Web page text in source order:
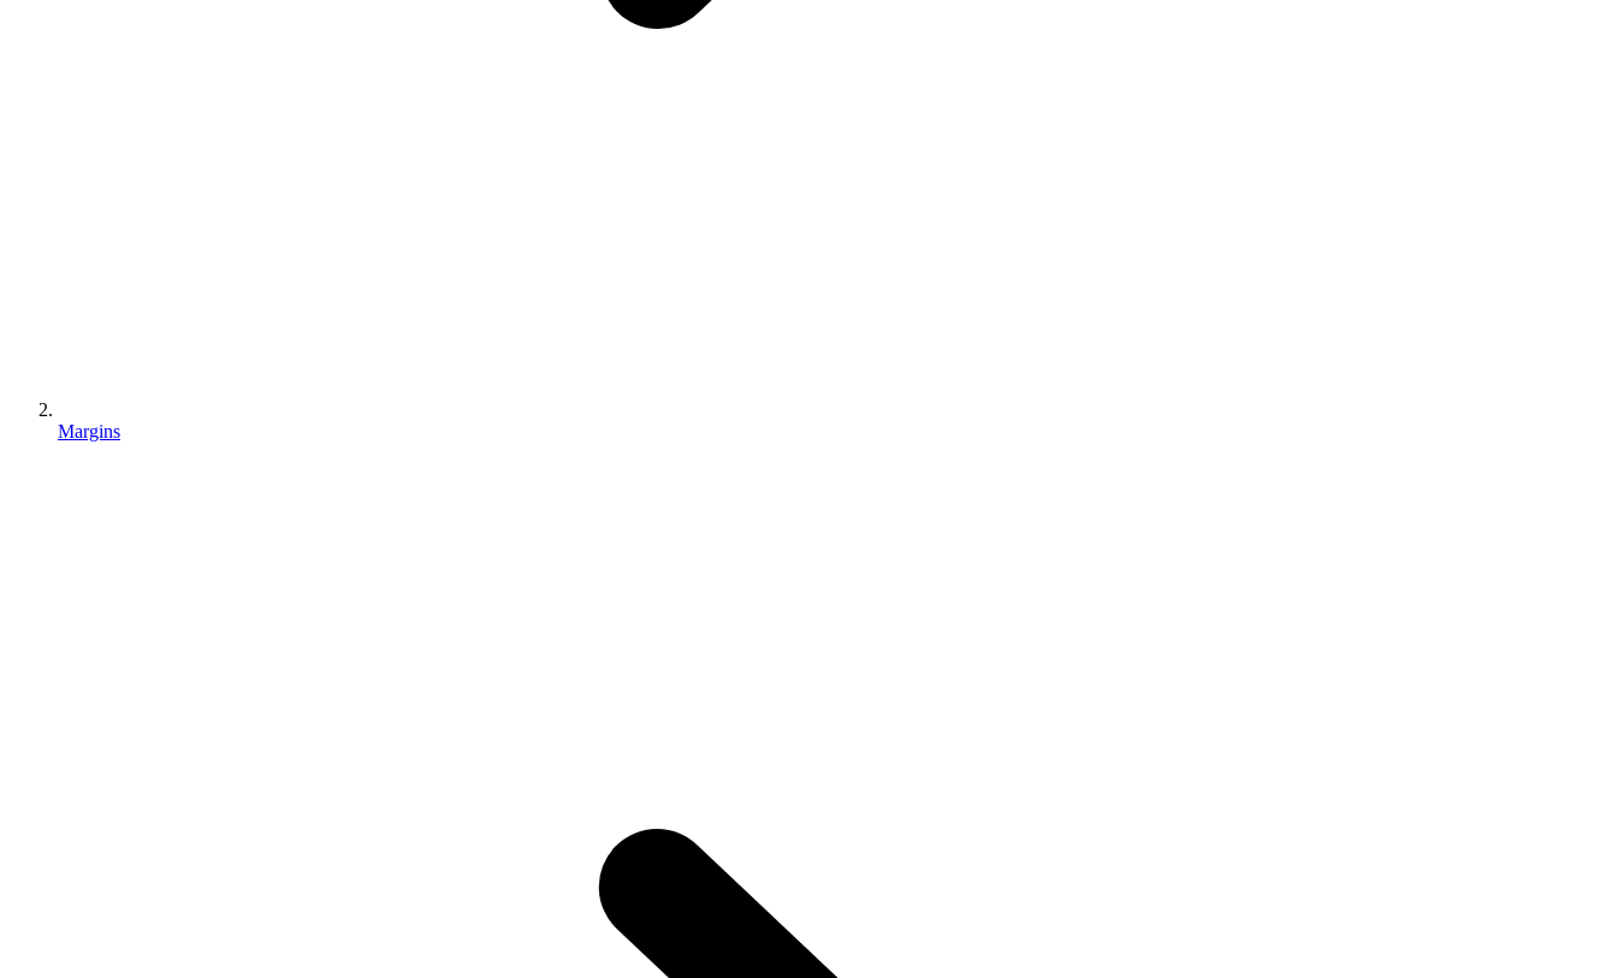
Margins